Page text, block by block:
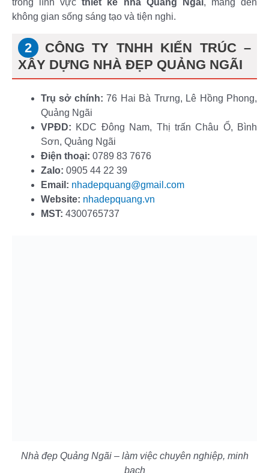
trong lĩnh vựcthiết kế nhà Quảng Ngãi, mang đến
không gian sống sáng tạo và tiện nghi.
CÔNG TY TNHH KIẾN TRÚC –
XÂY DỰNG NHÀ ĐẸP QUẢNG NGÃI
Trụ sở chính: 76 Hai Bà Trưng, Lê Hồng Phong,
Quảng Ngãi
VPĐD: KDC Đông Nam, Thị trấn Châu Ổ, Bình
Sơn, Quảng Ngãi
Điện thoại: 0789 83 7676
Zalo: 0905 44 22 39
Email: nhadepquang@gmail.com
Website: nhadepquang.vn
MST: 4300765737
Nhà đẹp Quảng Ngãi – làm việc chuyên nghiệp, minh
bạch